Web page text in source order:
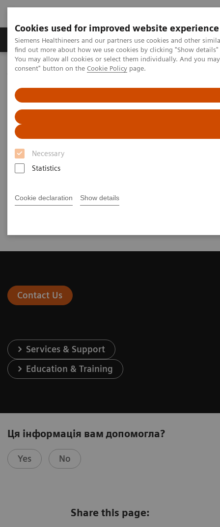
Cookies used for improved website experience
Siemens Healthineers and our partners use cookies and other
find out more about how we use cookies by clicking "Show
You may allow all cookies or select them individually. And you
consent" button on the Cookie Policy page.
Necessary
Statistics
Cookie declaration Show details
Продукція та сервіси Клінічні галузі
Домашня
Лабораторна діагностика
Laboratory Automation - Case Studies
Video: Proximity Care within the MOVE Hospital Network in Liege,
Belgium
Video: Proximity Care within the
MOVE Hospital Network in
Liege, Belgium
Contact Us
Services & Support
Education & Training
Ця інформація вам допомогла?
Yes No
Share this page: